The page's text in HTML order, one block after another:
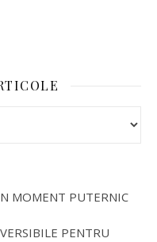
MOMENT PUTERNIC
PENTRU